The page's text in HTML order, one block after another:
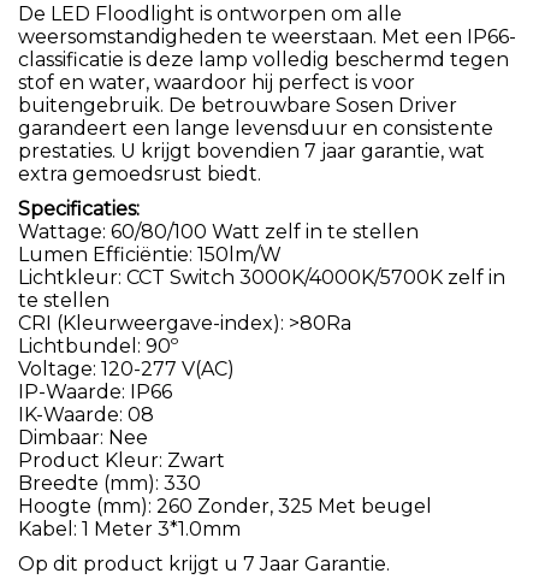
De LED Floodlight is ontworpen om alle
weersomstandigheden te weerstaan. Met een IP66-
classificatie is deze lamp volledig beschermd tegen
stof en water, waardoor hij perfect is voor
buitengebruik. De betrouwbare Sosen Driver
garandeert een lange levensduur en consistente
prestaties. U krijgt bovendien 7 jaar garantie, wat
extra gemoedsrust biedt.
Specificaties:
Wattage: 60/80/100 Watt zelf in te stellen
Lumen Efficiëntie: 150lm/W
Lichtkleur: CCT Switch 3000K/4000K/5700K zelf in
te stellen
CRI (Kleurweergave-index): >80Ra
Lichtbundel: 90º
Voltage: 120-277 V(AC)
IP-Waarde: IP66
IK-Waarde: 08
Dimbaar: Nee
Product Kleur: Zwart
Breedte (mm): 330
Hoogte (mm): 260 Zonder, 325 Met beugel
Kabel: 1 Meter 3*1.0mm
Op dit product krijgt u 7 Jaar Garantie.